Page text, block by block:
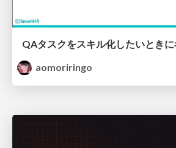
QAタスクをスキル化したいとき
aomoriringo